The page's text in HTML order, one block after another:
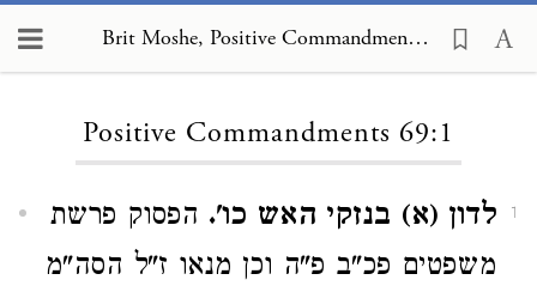
Brit Moshe, Positive Commandments 69:1
Positive Commandments 69:1
1 לדון (א) בנזקי האש כו'. הפסוק פרשת
משפטים פכ"ב פ"ה וכן מנאו ז"ל הסה"מ